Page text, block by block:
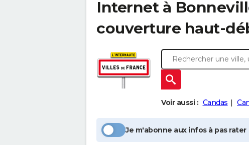
Internet à
couverture haut-
Voir aussi : Candas
Je m'abonne aux infos à pas rater